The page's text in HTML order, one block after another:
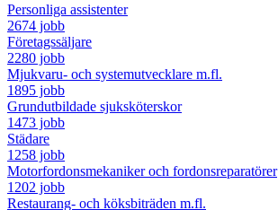
Personliga assistenter
2674 jobb
Företagssäljare
2280 jobb
Mjukvaru- och systemutvecklare m.fl.
1895 jobb
Grundutbildade sjuksköterskor
1473 jobb
Städare
1258 jobb
Motorfordonsmekaniker och fordonsreparatörer
1202 jobb
Restaurang- och köksbiträden m.fl.